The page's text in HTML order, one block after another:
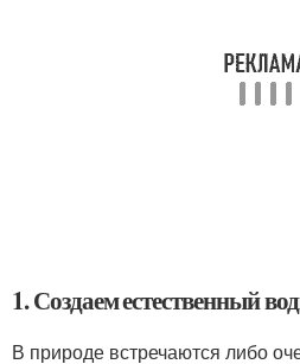
1. Создаем естественный
В природе встречаются либо